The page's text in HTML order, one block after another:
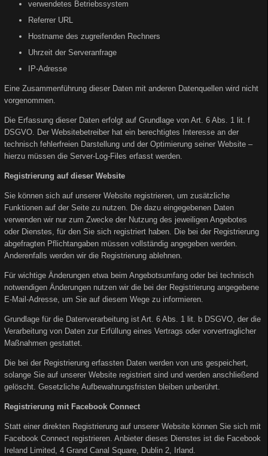
verwendetes Betriebssystem
Referrer URL
Hostname des zugreifenden Rechners
Uhrzeit der Serveranfrage
IP-Adresse
Eine Zusammenführung dieser Daten mit anderen Datenquellen wird nicht
vorgenommen.
Die Erfassung dieser Daten erfolgt auf Grundlage von Art. 6 Abs. 1 lit. f
DSGVO. Der Websitebetreiber hat ein berechtigtes Interesse an der
technisch fehlerfreien Darstellung und der Optimierung seiner Website –
hierzu müssen die Server-Log-Files erfasst werden.
Registrierung auf dieser Website
Sie können sich auf unserer Website registrieren, um zusätzliche
Funktionen auf der Seite zu nutzen. Die dazu eingegebenen Daten
verwenden wir nur zum Zwecke der Nutzung des jeweiligen Angebotes
oder Dienstes, für den Sie sich registriert haben. Die bei der Registrierung
abgefragten Pflichtangaben müssen vollständig angegeben werden.
Anderenfalls werden wir die Registrierung ablehnen.
Für wichtige Änderungen etwa beim Angebotsumfang oder bei technisch
notwendigen Änderungen nutzen wir die bei der Registrierung angegebene
E-Mail-Adresse, um Sie auf diesem Wege zu informieren.
Grundlage für die Datenverarbeitung ist Art. 6 Abs. 1 lit. b DSGVO, der die
Verarbeitung von Daten zur Erfüllung eines Vertrags oder vorvertraglicher
Maßnahmen gestattet.
Die bei der Registrierung erfassten Daten werden von uns gespeichert,
solange Sie auf unserer Website registriert sind und werden anschließend
gelöscht. Gesetzliche Aufbewahrungsfristen bleiben unberührt.
Registrierung mit Facebook Connect
Statt einer direkten Registrierung auf unserer Website können Sie sich mit
Facebook Connect registrieren. Anbieter dieses Dienstes ist die Facebook
Ireland Limited, 4 Grand Canal Square, Dublin 2, Irland.